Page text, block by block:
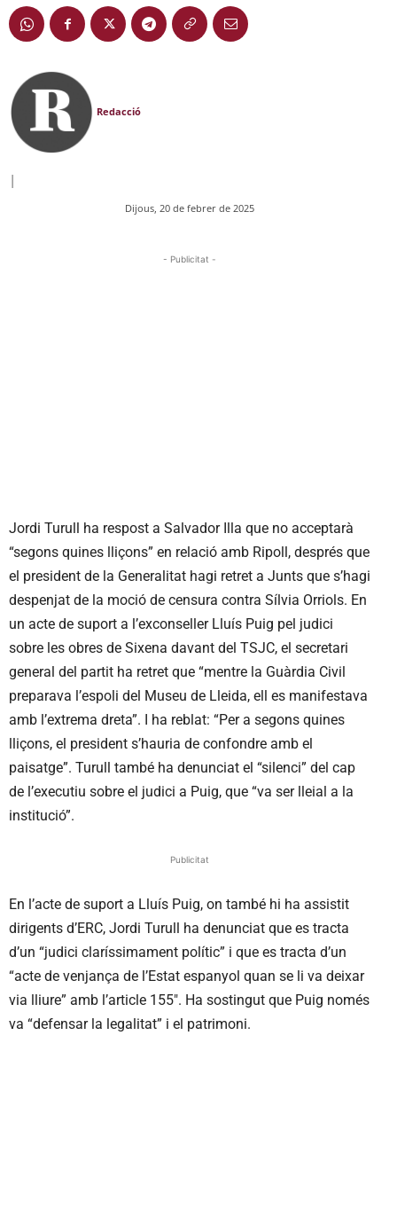
Redacció
|
Dijous, 20 de febrer de 2025
- Publicitat -
Jordi Turull ha respost a Salvador Illa que no acceptarà
“segons quines lliçons” en relació amb Ripoll, després que
el president de la Generalitat hagi retret a Junts que s’hagi
despenjat de la moció de censura contra Sílvia Orriols. En
un acte de suport a l’exconseller Lluís Puig pel judici
sobre les obres de Sixena davant del TSJC, el secretari
general del partit ha retret que “mentre la Guàrdia Civil
preparava l’espoli del Museu de Lleida, ell es manifestava
amb l’extrema dreta”. I ha reblat: “Per a segons quines
lliçons, el president s’hauria de confondre amb el
paisatge”. Turull també ha denunciat el “silenci” del cap
de l’executiu sobre el judici a Puig, que “va ser lleial a la
institució”.
Publicitat
En l’acte de suport a Lluís Puig, on també hi ha assistit
dirigents d’ERC, Jordi Turull ha denunciat que es tracta
d’un “judici claríssimament polític” i que es tracta d’un
“acte de venjança de l’Estat espanyol quan se li va deixar
via lliure” amb l’article 155″. Ha sostingut que Puig només
va “defensar la legalitat” i el patrimoni.